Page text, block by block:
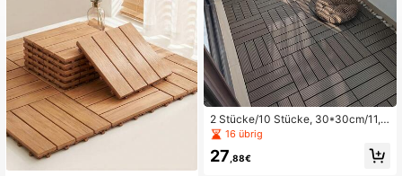
2 Stücke/10 Stücke, 30*30cm/11,8
*11,8 Zoll Outdoor wasserdicht korr
osionsbeständig Kunststoff Holz, ei
nfache Installation, flammhemmen
16 übrig
27 ,88€